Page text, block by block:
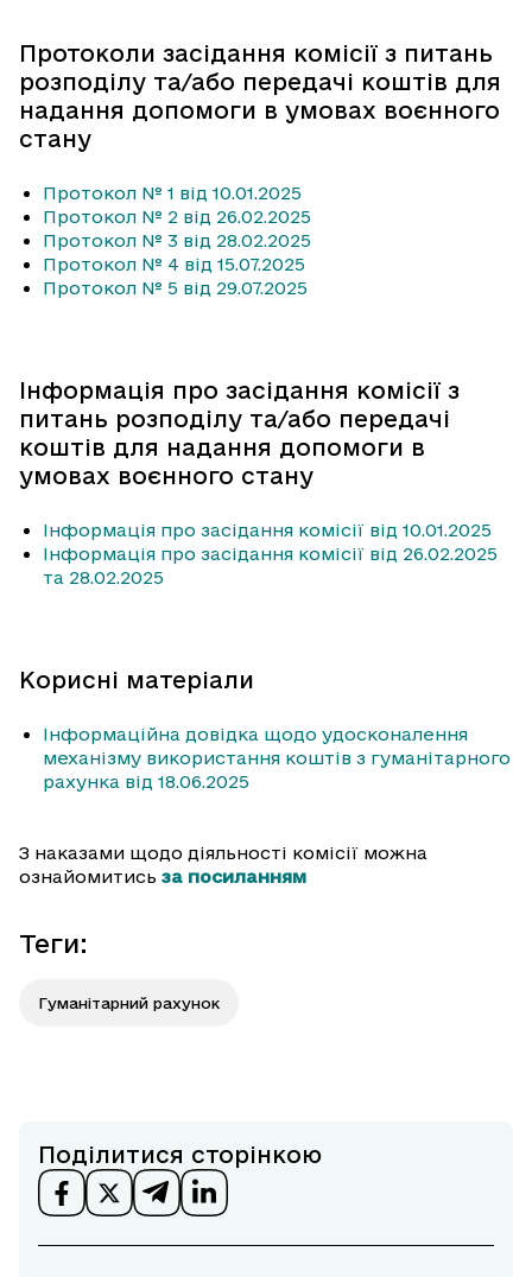
Протоколи засідання комісії з питань
розподілу та/або передачі коштів для
надання допомоги в умовах воєнного
стану
Протокол № 1 від 10.01.2025
Протокол № 2 від 26.02.2025
Протокол № 3 від 28.02.2025
Протокол № 4 від 15.07.2025
Протокол № 5 від 29.07.2025
Інформація про засідання комісії з
питань розподілу та/або передачі
коштів для надання допомоги в
умовах воєнного стану
Інформація про засідання комісії від 10.01.2025
Інформація про засідання комісії від 26.02.2025
та 28.02.2025
Корисні матеріали
Інформаційна довідка щодо удосконалення
механізму використання коштів з гуманітарного
рахунка від 18.06.2025
З наказами щодо діяльності комісії можна
ознайомитись за посиланням
Теги:
Гуманітарний рахунок
Поділитися сторінкою